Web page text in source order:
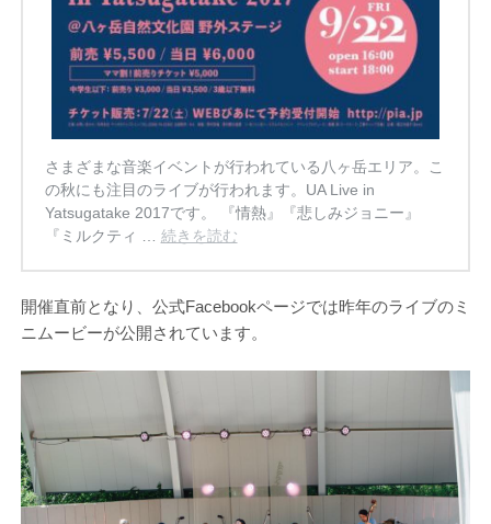
さまざまな音楽イベントが行われている八ヶ岳エリア。こ
の秋にも注目のライブが行われます。UA Live in
Yatsugatake 2017です。 『情熱』『悲しみジョニー』
『ミルクティ … 続きを読む
開催直前となり、公式Facebookページでは昨年のライブのミ
ニムービーが公開されています。